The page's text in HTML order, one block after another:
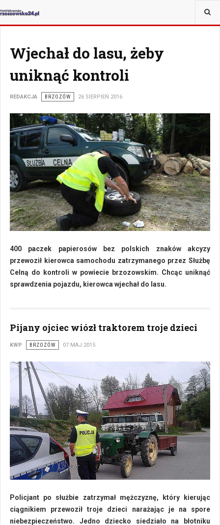
JESTEŚ TUTAJ:
Wjechał do lasu, żeby
uniknąć kontroli
REDAKCJA BRZOZÓW 26 SIERPIEŃ 2016
400 paczek papierosów bez polskich znaków akcyzy
przewoził kierowca samochodu zatrzymanego przez Służbę
Celną do kontroli w powiecie brzozowskim. Chcąc uniknąć
sprawdzenia pojazdu, kierowca wjechał do lasu.
Pijany ojciec wiózł traktorem troje dzieci
KWP BRZOZÓW 07 MAJ 2015
Policjant po służbie zatrzymał mężczyznę, który kierując
ciągnikiem przewoził troje dzieci narażając je na spore
niebezpieczeństwo. Jedno dziecko siedziało na błotniku